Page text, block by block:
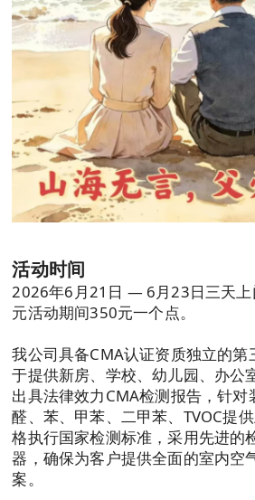
活动时间
2026年6月21日 — 6月23日三天上
元活动期间350元一个点。
我公司具备CMA认证资质独立的第
于提供新房、学校、幼儿园、办公
出具法律效力CMA检测报告，针对
醛、苯、甲苯、二甲苯、TVOC提
格执行国家检测标准，采用先进的
器，确保为客户提供全面的室内空
案。